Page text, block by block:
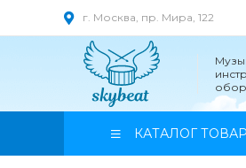
г. Москва, пр. Мира, 122
КАТАЛОГ